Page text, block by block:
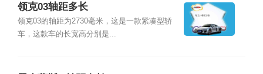
领克03轴距多长
领克03的轴距为2730毫米，这是一款紧凑型轿
车，这款车的长宽高分别是...